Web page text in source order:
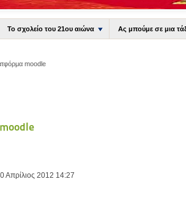
Το σχολείο του 21ου αιώνα Ας μπούμε σε μια
moodle
Απρίλιος 2012 14:27